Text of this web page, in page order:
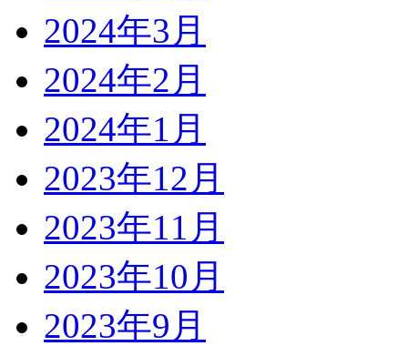
2024年3月
2024年2月
2024年1月
2023年12月
2023年11月
2023年10月
2023年9月